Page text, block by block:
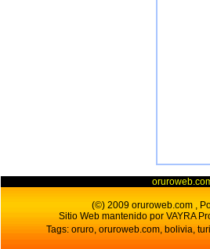
(©) 2009 oruroweb.com ,
Sitio Web mantenido por VAYRA
Tags: oruro, oruroweb.com, bolivia,